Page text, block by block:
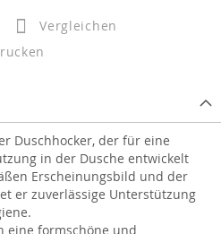
Vergleichen
Duschhocker, der für eine
in der Dusche entwickelt
Erscheinungsbild und der
er zuverlässige Unterstützung
eine formschöne und